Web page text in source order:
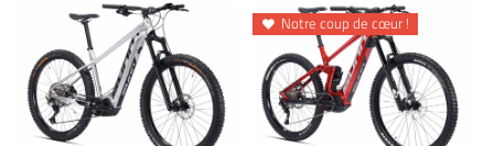
 Notre coup de cœur !